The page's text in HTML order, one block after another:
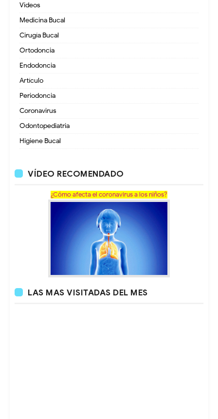
Videos
Medicina Bucal
Cirugía Bucal
Ortodoncia
Endodoncia
Artículo
Periodoncia
Coronavirus
Odontopediatria
Higiene Bucal
VÍDEO RECOMENDADO
¿Cómo afecta el coronavirus a los niños?
LAS MAS VISITADAS DEL MES